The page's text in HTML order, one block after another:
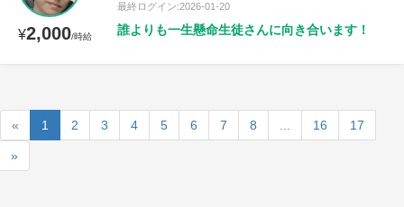
¥2,000/時給
最終ログイン:2026-01-20
誰よりも一生懸命生徒さんに向き合います！
« 1 2 3 4 5 6 7 8 16 17
»